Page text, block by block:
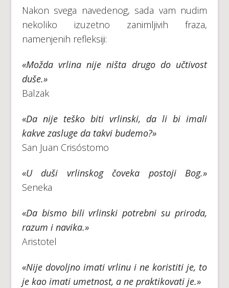
Nakon svega navedenog, sada vam nudim
nekoliko izuzetno zanimljivih fraza,
namenjenih refleksiji:
«Možda vrlina nije ništa drugo do učtivost
duše.»
Balzak
«Da nije teško biti vrlinski, da li bi imali
kakve zasluge da takvi budemo?»
San Juan Crisóstomo
«U duši vrlinskog čoveka postoji Bog.»
Seneka
«Da bismo bili vrlinski potrebni su priroda,
razum i navika.»
Aristotel
«Nije dovoljno imati vrlinu i ne koristiti je, to
je kao imati umetnost, a ne praktikovati je.»